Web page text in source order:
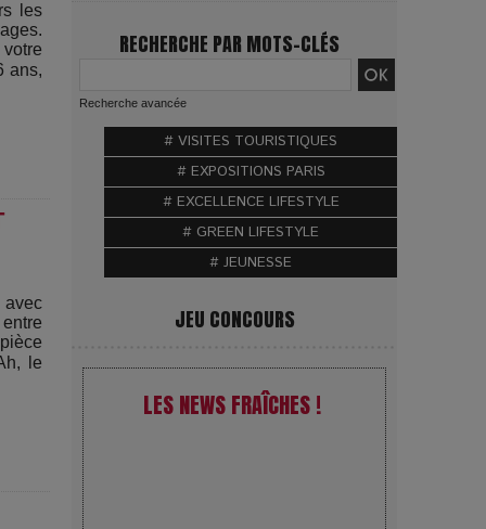
les
ans,
avec
le
RECHERCHE PAR MOTS-CLÉS
Recherche avancée
# VISITES TOURISTIQUES
# EXPOSITIONS PARIS
# EXCELLENCE LIFESTYLE
# GREEN LIFESTYLE
# JEUNESSE
JEU CONCOURS
LES NEWS FRAÎCHES !